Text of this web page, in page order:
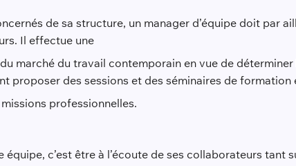
de sa structure, un manager d’équipe doit par
Il effectue une
marché du travail contemporain en vue de
proposer des sessions et des séminaires de
professionnelles.
équipe, c’est être à l’écoute de ses collaborateurs tant